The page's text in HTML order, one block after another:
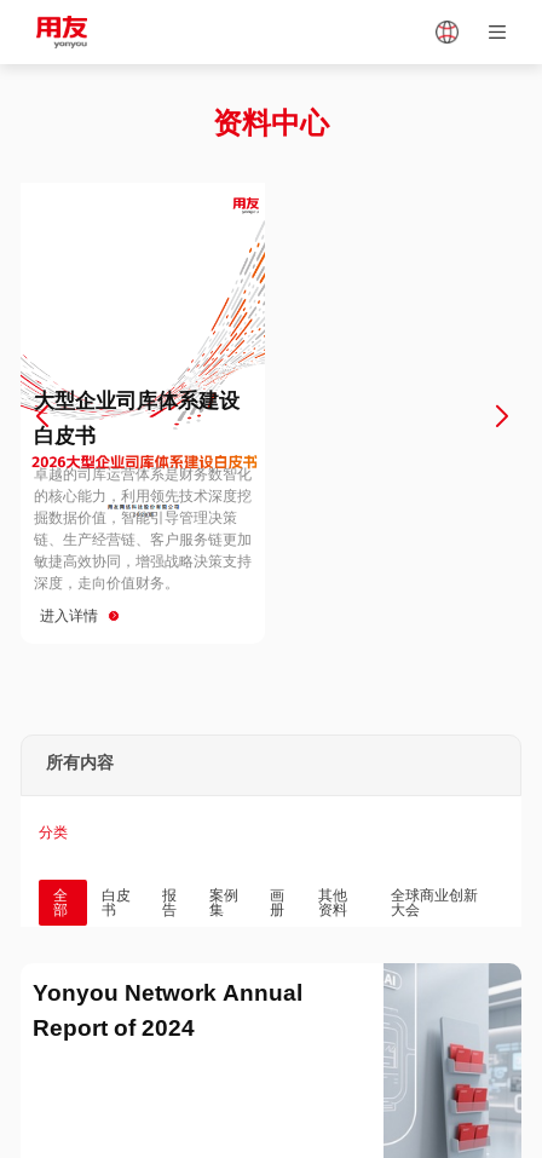
Vietnam
Europe
Hungary
Hong Kong
资料中心
大型企业司库体系建设
白皮书
卓越的司库运营体系是财务数智化
的核心能力，利用领先技术深度挖
掘数据价值，智能引导管理决策
链、生产经营链、客户服务链更加
敏捷高效协同，增强战略決策支持
深度，走向价值财务。
进入详情
所有内容
分类
全
部
白皮
书
报
告
案例
集
画
册
其他
资料
全球商业创新
大会
Yonyou Network Annual
Report of 2024